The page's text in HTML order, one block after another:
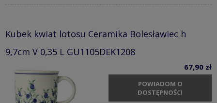
Kubek kwiat lotosu Ceramika Bolesławiec h
9,7cm V 0,35 L GU1105DEK1208
67,90 zł
POWIADOM O
DOSTĘPNOŚCI